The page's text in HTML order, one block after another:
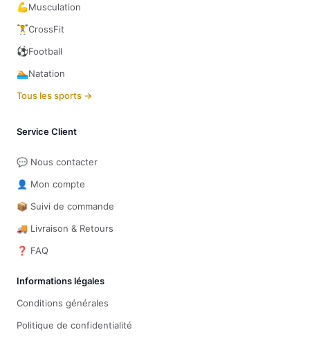
💪Musculation
🏋️CrossFit
⚽Football
🏊Natation
Tous les sports →
Service Client
💬 Nous contacter
👤 Mon compte
📦 Suivi de commande
🚚 Livraison & Retours
❓ FAQ
Informations légales
Conditions générales
Politique de confidentialité